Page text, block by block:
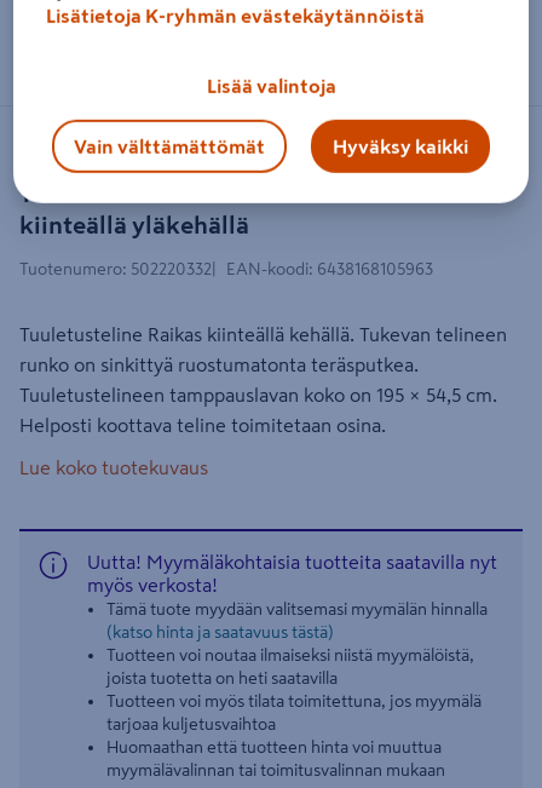
Zoomaa kuvaa sormilla kosketusnäytöllä
Tuuletusteline Siro Raikas 195
kiinteällä yläkehällä
NO BRAND
Tuotenumero: 502220332 EAN-koodi: 6438168105963
Tuuletusteline Raikas kiinteällä kehällä. Tukevan telineen
runko on sinkittyä ruostumatonta teräsputkea.
Tuuletustelineen tamppauslavan koko on 195 × 54,5 cm.
Helposti koottava teline toimitetaan osina.
Lue koko tuotekuvaus
Uutta! Myymäläkohtaisia tuotteita saatavilla nyt
myös verkosta!
Tämä tuote myydään valitsemasi myymälän hinnalla
(katso hinta ja saatavuus tästä)
Tuotteen voi noutaa ilmaiseksi niistä myymälöistä,
joista tuotetta on heti saatavilla
Tuotteen voi myös tilata toimitettuna, jos myymälä
tarjoaa kuljetusvaihtoa
Huomaathan että tuotteen hinta voi muuttua
myymälävalinnan tai toimitusvalinnan mukaan
Lisätietoja K-ryhmän evästekäytännöistä
Lisää valintoja
Vain välttämättömät Hyväksy kaikki